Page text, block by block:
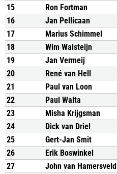
15
Ron Fortman
16
Jan Pellicaan
17
Marius Schimmel
18
Wim Walsteijn
19
Jan Vermeij
20
René van Hell
21
Paul van Loon
22
Paul Walta
23
Misha Krijgsman
24
Dick van Driel
25
Gert-Jan Smit
26
Erik Boswinkel
27
John van Hamersveld